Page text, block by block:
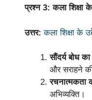
प्रश्न 3: कला शिक्षा
उत्तर: कला शिक्षा के
सौंदर्य बोध
और सराहने की
रचनात्मकता
अभिव्यक्ति।